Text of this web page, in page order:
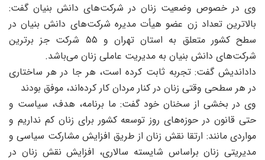
در خصوص وضعیت زنان در شرکت‌های دانش بنیان گفت:
تعداد زن عضو هیأت مدیره شرکت‌های دانش بنیان در
سطح کشور متعلق به استان تهران و ۵۵ شرکت جز برترین
دانش بنیان به مدیریت عاملی زنان می‌باشد.
گفت: تجربه ثابت کرده است، هر جا در هر ساختاری
هر سطحی وقتی زنان در کنار مردان کار کرده‌اند، موفق بودند
در بخشی از سخنان خود گفت: ما برنامه، هدف، سیاست و
قانون در حوزه‌های روز توسعه کشور برای زنان کم نداریم و
مانند: ارتقا نقش زنان از طریق افزایش مشارکت سیاسی و
زنان براساس شایسته سالاری، افزایش نقش زنان در